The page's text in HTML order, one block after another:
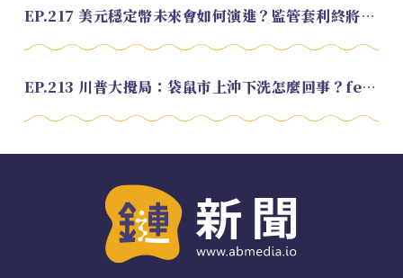
EP.217 美元穩定幣未來會如何演進？監管套利終將收斂？feat. 研究員 余哲安
EP.213 川普大攪局：袋鼠市上沖下洗怎麼回事？feat. Alvin